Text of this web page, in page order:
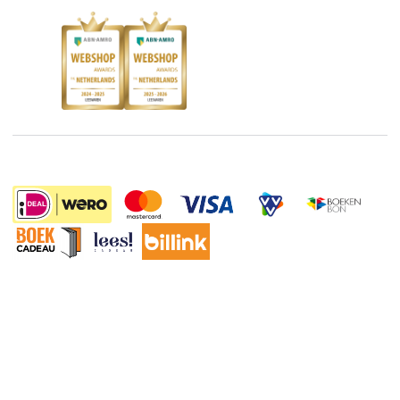
Discriminerende boeken
Kinderboekenweek
Boekenbon
De Nationale Voorleesdagen
Wet op de Vaste Boekenprijs
Winacties